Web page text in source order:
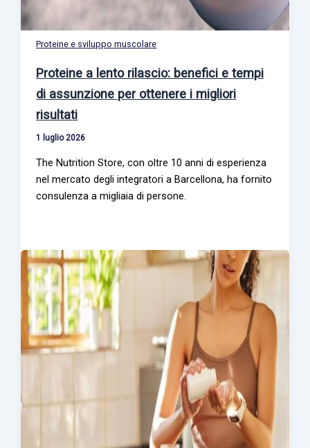
Proteine e sviluppo muscolare
Proteine a lento rilascio: benefici e tempi
di assunzione per ottenere i migliori
risultati
1 luglio 2026
The Nutrition Store, con oltre 10 anni di esperienza
nel mercato degli integratori a Barcellona, ha fornito
consulenza a migliaia di persone.